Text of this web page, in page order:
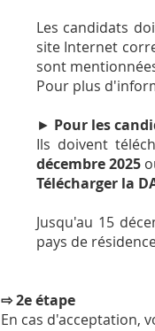
Les candidats
site Internet
sont
Pour plus
► Pour les
Ils doivent
décembre 2025
Télécharger la
Jusqu'au 15
pays de
⇨ 2e étape
En cas d'acceptation,